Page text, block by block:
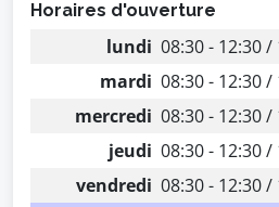
Horaires d'ouverture
lundi 08:30 - 12:30 /
mardi 08:30 - 12:30 /
mercredi 08:30 - 12:30 /
jeudi 08:30 - 12:30 /
vendredi 08:30 - 12:30 /